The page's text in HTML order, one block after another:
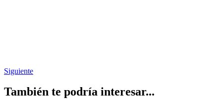
Siguiente
También te podría interesar...